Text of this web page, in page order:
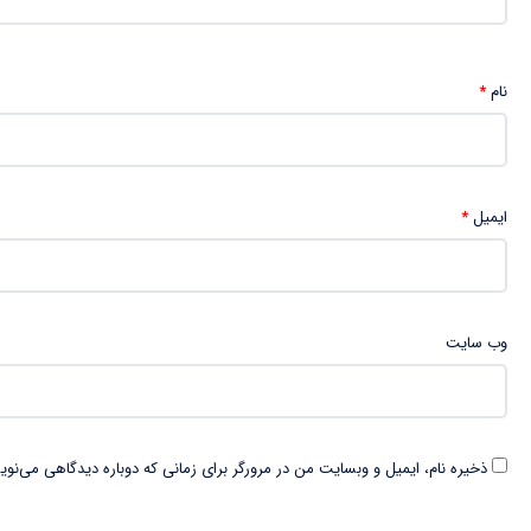
نام*
ایمیل*
وب‌ سایت
ذخیره نام، ایمیل و وبسایت من در مرورگر برای زمانی که دوباره دیدگاهی